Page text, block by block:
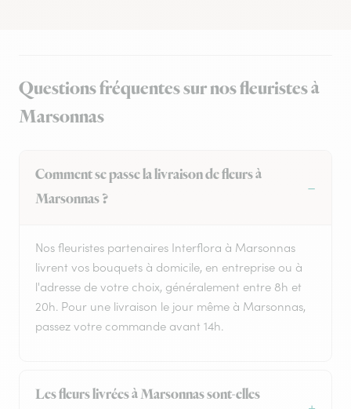
Questions fréquentes sur nos fleuristes à
Marsonnas
Comment se passe la livraison de fleurs à
Marsonnas ?
Nos fleuristes partenaires Interflora à Marsonnas
livrent vos bouquets à domicile, en entreprise ou à
l'adresse de votre choix, généralement entre 8h et
20h. Pour une livraison le jour même à Marsonnas,
passez votre commande avant 14h.
Les fleurs livrées à Marsonnas sont-elles